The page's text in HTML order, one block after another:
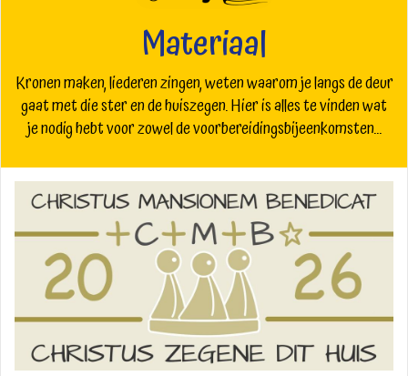
Materiaal
Kronen maken, liederen zingen, weten waarom je langs de deur
gaat met die ster en de huiszegen. Hier is alles te vinden wat
je nodig hebt voor zowel de voorbereidingsbijeenkomsten...